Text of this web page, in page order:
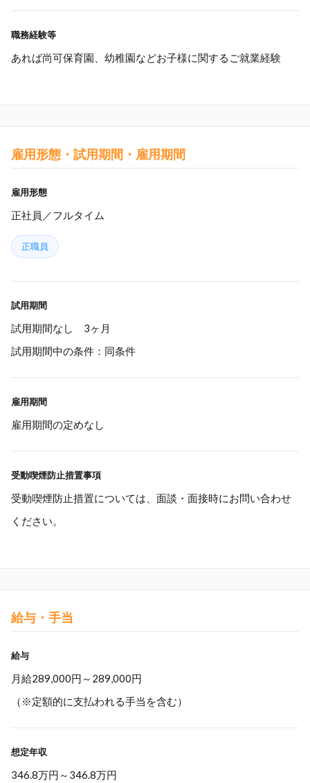
職務経験等
あれば尚可保育園、幼稚園などお子様に関するご就業経験
雇用形態・試用期間・雇用期間
雇用形態
正社員／フルタイム
正職員
試用期間
試用期間なし 3ヶ月
試用期間中の条件：同条件
雇用期間
雇用期間の定めなし
受動喫煙防止措置事項
受動喫煙防止措置については、面談・面接時にお問い合わせ
ください。
給与・手当
給与
月給289,000円～289,000円
（※定額的に支払われる手当を含む）
想定年収
346.8万円 ～ 346.8万円